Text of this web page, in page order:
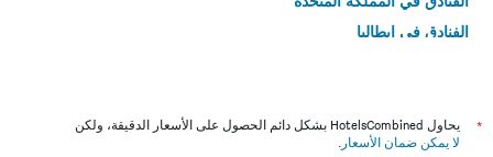
الفنادق في إيطاليا
*
يحاول HotelsCombined بشكل دائم الحصول على الأسعار الدقيقة، ولكن
لا يمكن ضمان الأسعار .